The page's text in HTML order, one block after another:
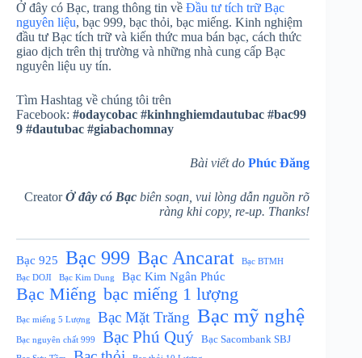
Ở đây có Bạc, trang thông tin về Đầu tư tích trữ Bạc
nguyên liệu, bạc 999, bạc thỏi, bạc miếng. Kinh nghiệm
đầu tư Bạc tích trữ và kiến thức mua bán bạc, cách thức
giao dịch trên thị trường và những nhà cung cấp Bạc
nguyên liệu uy tín.
Tìm Hashtag về chúng tôi trên
Facebook: #odaycobac #kinhnghiemdautubac #bac99
9 #dautubac #giabachomnay
Bài viết do Phúc Đăng
CreatorỞ đây có Bạc biên soạn, vui lòng dẫn nguồn rõ
ràng khi copy, re-up. Thanks!
Bạc 925 Bạc 999 Bạc Ancarat
Bạc BTMH
Bạc DOJI
Bạc Kim Dung Bạc Kim Ngân Phúc
Bạc Miếng bạc miếng 1 lượng
Bạc miếng 5 Lượng Bạc Mặt Trăng Bạc mỹ nghệ
Bạc nguyên chất 999 Bạc Phú Quý Bạc Sacombank SBJ